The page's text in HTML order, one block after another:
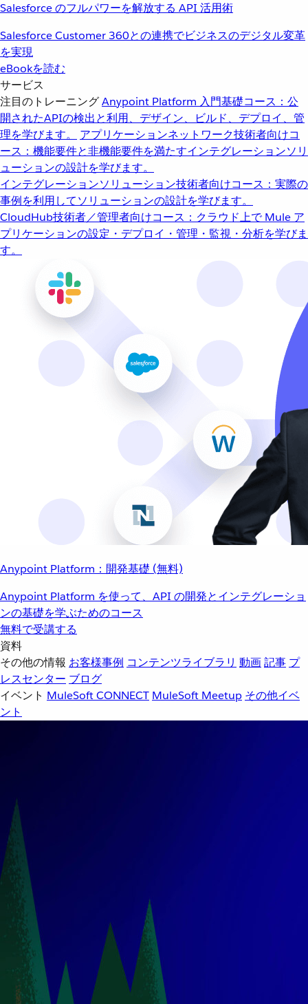
Salesforce のフルパワーを解放する API 活用術
Salesforce Customer 360との連携でビジネスのデジタル変革
を実現
eBookを読む
サービス
注目のトレーニングAnypoint Platform 入門基礎コース：公
開されたAPIの検出と利用、デザイン、ビルド、デプロイ、管
理を学びます。
アプリケーションネットワーク技術者向けコ
ース：機能要件と非機能要件を満たすインテグレーションソリ
ューションの設計を学びます。
インテグレーションソリューション技術者向けコース：実際の
事例を利用してソリューションの設計を学びます。
CloudHub技術者／管理者向けコース：クラウド上で Mule ア
プリケーションの設定・デプロイ・管理・監視・分析を学びま
す。
Anypoint Platform：開発基礎 (無料)
Anypoint Platform を使って、API の開発とインテグレーショ
ンの基礎を学ぶためのコース
無料で受講する
資料
その他の情報 お客様事例 コンテンツライブラリ 動画記事 プ
レスセンター ブログ
イベント MuleSoft CONNECT MuleSoft Meetup その他イベ
ント